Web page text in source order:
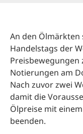
An den Ölmärkten
Handelstags der
Preisbewegungen
Notierungen am
Nach zuvor zwei
damit die
Ölpreise mit
beenden.